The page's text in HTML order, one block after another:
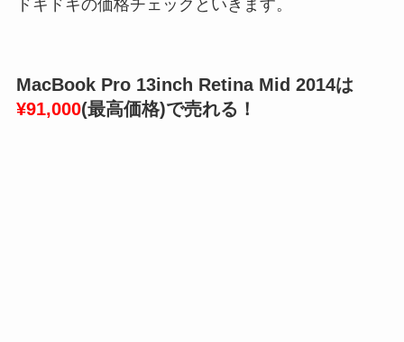
ドキドキの価格チェックといきます。
MacBook Pro 13inch Retina Mid 2014は
¥91,000(最高価格)で売れる！